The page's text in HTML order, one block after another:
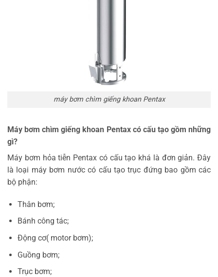
máy bơm chìm giếng khoan Pentax
Máy bơm chìm giếng khoan Pentax có cấu tạo gồm những
gì?
Máy bơm hỏa tiễn Pentax có cấu tạo khá là đơn giản. Đây
là loại máy bơm nước có cấu tạo trục đứng bao gồm các
bộ phận:
Thân bơm;
Bánh công tác;
Động cơ( motor bơm);
Guồng bơm;
Trục bơm;